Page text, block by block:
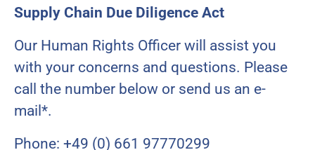
Supply Chain Due Diligence Act
Our Human Rights Officer will assist you
with your concerns and questions. Please
call the number below or send us an e-
mail*.
Phone: +49 (0) 661 97770299